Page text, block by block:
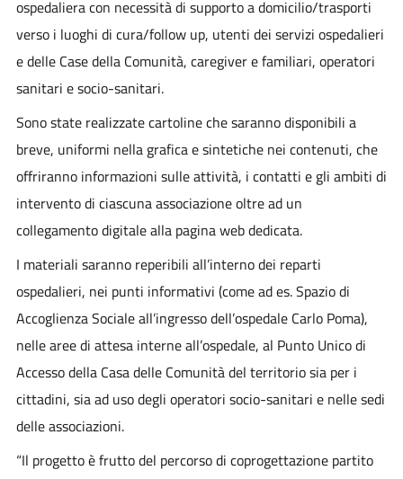
ospedaliera con necessità di supporto a domicilio/trasporti
verso i luoghi di cura/follow up, utenti dei servizi ospedalieri
e delle Case della Comunità, caregiver e familiari, operatori
sanitari e socio-sanitari.
Sono state realizzate cartoline che saranno disponibili a
breve, uniformi nella grafica e sintetiche nei contenuti, che
offriranno informazioni sulle attività, i contatti e gli ambiti di
intervento di ciascuna associazione oltre ad un
collegamento digitale alla pagina web dedicata.
I materiali saranno reperibili all’interno dei reparti
ospedalieri, nei punti informativi (come ad es. Spazio di
Accoglienza Sociale all’ingresso dell’ospedale Carlo Poma),
nelle aree di attesa interne all’ospedale, al Punto Unico di
Accesso della Casa delle Comunità del territorio sia per i
cittadini, sia ad uso degli operatori socio-sanitari e nelle sedi
delle associazioni.
“Il progetto è frutto del percorso di coprogettazione partito